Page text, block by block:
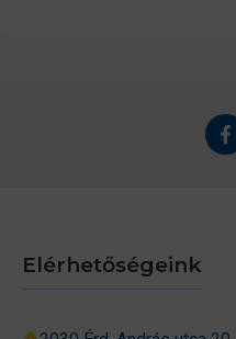
Elérhetőségeink